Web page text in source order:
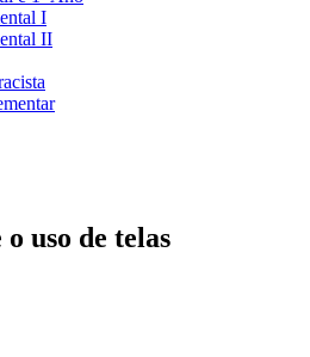
I
II
uso de telas